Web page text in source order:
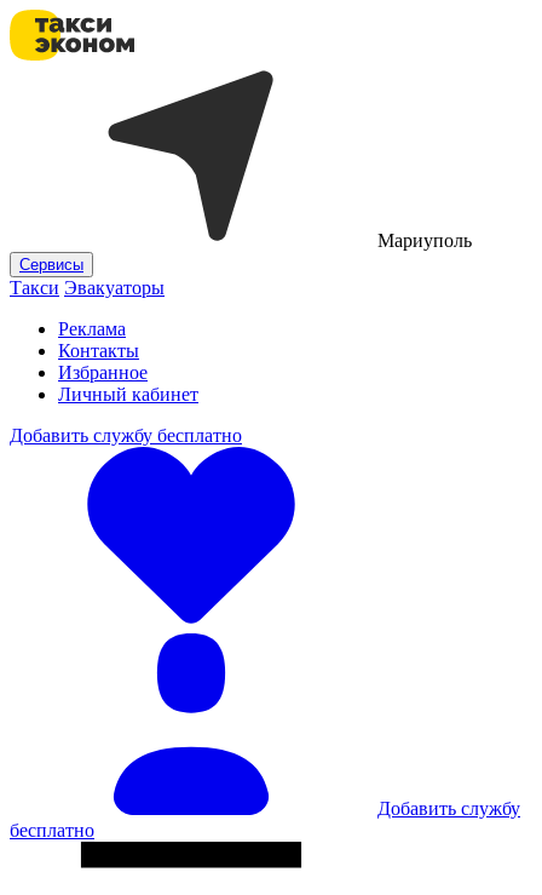
Мариуполь
Сервисы
Такси Эвакуаторы
Реклама
Контакты
Избранное
Личный кабинет
Добавить службу бесплатно
Добавить службу
бесплатно